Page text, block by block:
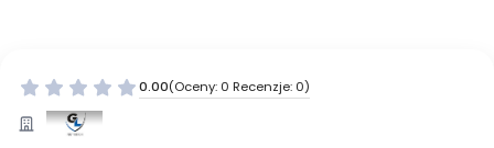
0.00(Oceny: 0 Recenzje: 0)